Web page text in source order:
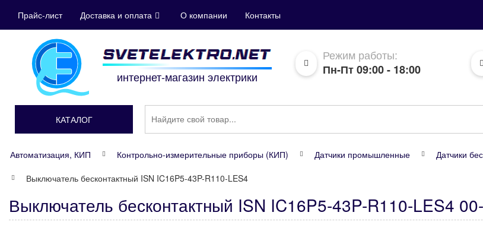
Прайс-лист Доставка и оплата О компании Контакты
интернет-магазин электрики
Режим работы:
Пн-Пт 09:00 - 18:00
КАТАЛОГ
Автоматизация, КИП Контрольно-измерительные приборы (КИП) Датчики промышленные
Датчики
Выключатель бесконтактный ISN IC16P5-43P-R110-LES4
Выключатель бесконтактный ISN IC16P5-43P-R110-LES4